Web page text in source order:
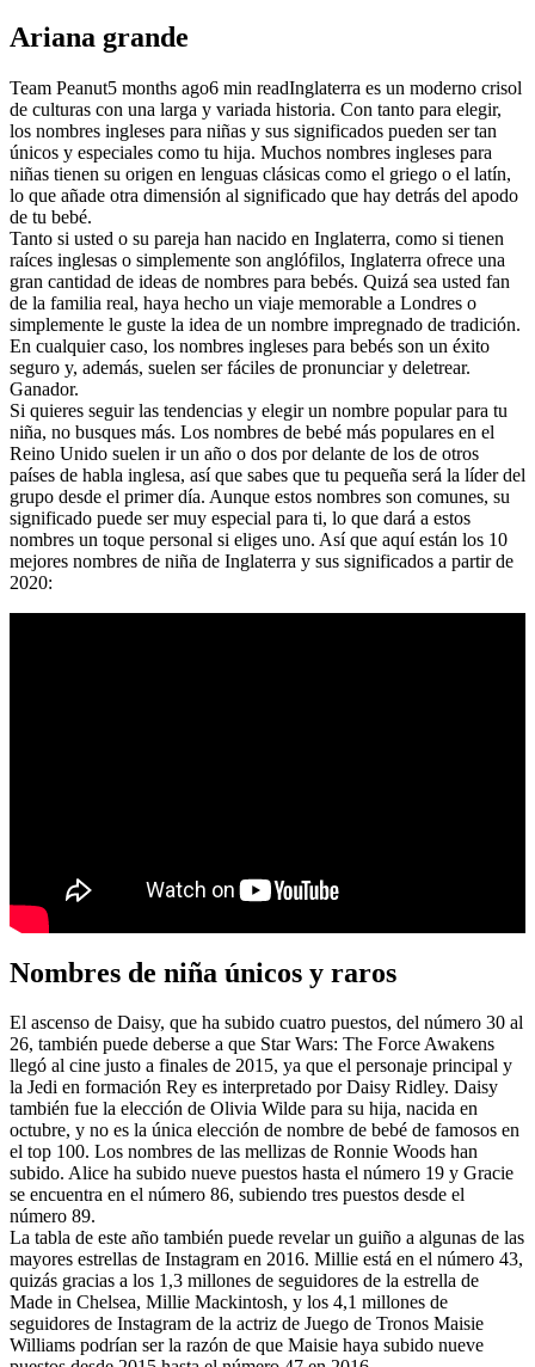
Ariana grande
Team Peanut5 months ago6 min readInglaterra es un moderno crisol
de culturas con una larga y variada historia. Con tanto para elegir,
los nombres ingleses para niñas y sus significados pueden ser tan
únicos y especiales como tu hija. Muchos nombres ingleses para
niñas tienen su origen en lenguas clásicas como el griego o el latín,
lo que añade otra dimensión al significado que hay detrás del apodo
de tu bebé.
Tanto si usted o su pareja han nacido en Inglaterra, como si tienen
raíces inglesas o simplemente son anglófilos, Inglaterra ofrece una
gran cantidad de ideas de nombres para bebés. Quizá sea usted fan
de la familia real, haya hecho un viaje memorable a Londres o
simplemente le guste la idea de un nombre impregnado de tradición.
En cualquier caso, los nombres ingleses para bebés son un éxito
seguro y, además, suelen ser fáciles de pronunciar y deletrear.
Ganador.
Si quieres seguir las tendencias y elegir un nombre popular para tu
niña, no busques más. Los nombres de bebé más populares en el
Reino Unido suelen ir un año o dos por delante de los de otros
países de habla inglesa, así que sabes que tu pequeña será la líder del
grupo desde el primer día. Aunque estos nombres son comunes, su
significado puede ser muy especial para ti, lo que dará a estos
nombres un toque personal si eliges uno. Así que aquí están los 10
mejores nombres de niña de Inglaterra y sus significados a partir de
2020:
Nombres de niña únicos y raros
El ascenso de Daisy, que ha subido cuatro puestos, del número 30 al
26, también puede deberse a que Star Wars: The Force Awakens
llegó al cine justo a finales de 2015, ya que el personaje principal y
la Jedi en formación Rey es interpretado por Daisy Ridley. Daisy
también fue la elección de Olivia Wilde para su hija, nacida en
octubre, y no es la única elección de nombre de bebé de famosos en
el top 100. Los nombres de las mellizas de Ronnie Woods han
subido. Alice ha subido nueve puestos hasta el número 19 y Gracie
se encuentra en el número 86, subiendo tres puestos desde el
número 89.
La tabla de este año también puede revelar un guiño a algunas de las
mayores estrellas de Instagram en 2016. Millie está en el número 43,
quizás gracias a los 1,3 millones de seguidores de la estrella de
Made in Chelsea, Millie Mackintosh, y los 4,1 millones de
seguidores de Instagram de la actriz de Juego de Tronos Maisie
Williams podrían ser la razón de que Maisie haya subido nueve